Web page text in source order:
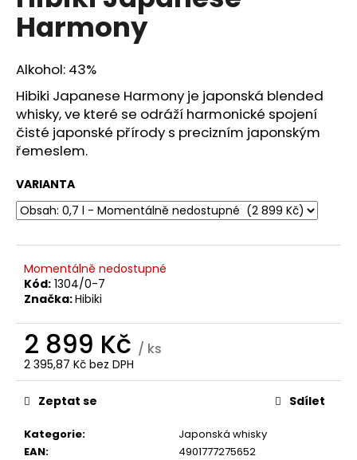
0,0
hvězdiček.
Harmony
Alkohol: 43%
Hibiki Japanese Harmony je japonská blended
whisky, ve které se odráží harmonické spojení
čisté japonské přírody s precizním japonským
řemeslem.
VARIANTA
Momentálně nedostupné
Kód: 1304/0-7
Značka:Hibiki
2 899 Kč / ks
2 395,87 Kč bez DPH
Měrná
cena:
Kategorie:
Japonská whisky
EAN: 4901777275652
Zeptat se Sdílet
a
j
í
t
?
o
p
o
r
u
č
u
e
m
e